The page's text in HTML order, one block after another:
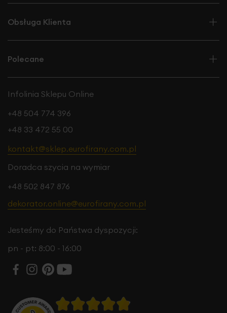
Obsługa Klienta
Polecane
Infolinia Sklepu Online
+48 504 774 396
+48 33 472 55 00
kontakt@sklep.eurofirany.com.pl
Doradca szycia na wymiar
+48 502 847 876
dekorator.online@eurofirany.com.pl
Jesteśmy do Państwa dyspozycji:
pn - pt: 8:00 - 16:00